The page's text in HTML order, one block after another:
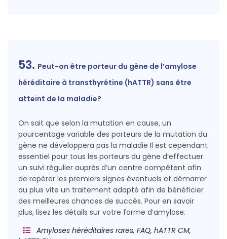
53. Peut-on être porteur du gène de l’amylose
héréditaire à transthyrétine (hATTR) sans être
atteint de la maladie?
On sait que selon la mutation en cause, un
pourcentage variable des porteurs de la mutation du
gène ne développera pas la maladie Il est cependant
essentiel pour tous les porteurs du gène d’effectuer
un suivi régulier auprès d’un centre compétent afin
de repérer les premiers signes éventuels et démarrer
au plus vite un traitement adapté afin de bénéficier
des meilleures chances de succès. Pour en savoir
plus, lisez les détails sur votre forme d’amylose.
Amyloses héréditaires rares, FAQ, hATTR CM,